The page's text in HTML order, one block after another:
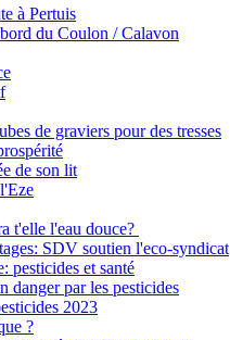
à Pertuis
du Coulon / Calavon
de graviers pour des tresses
de son lit
t'elle l'eau douce?
SDV soutien l'eco-syndicat
pesticides et santé
danger par les pesticides
2023
?